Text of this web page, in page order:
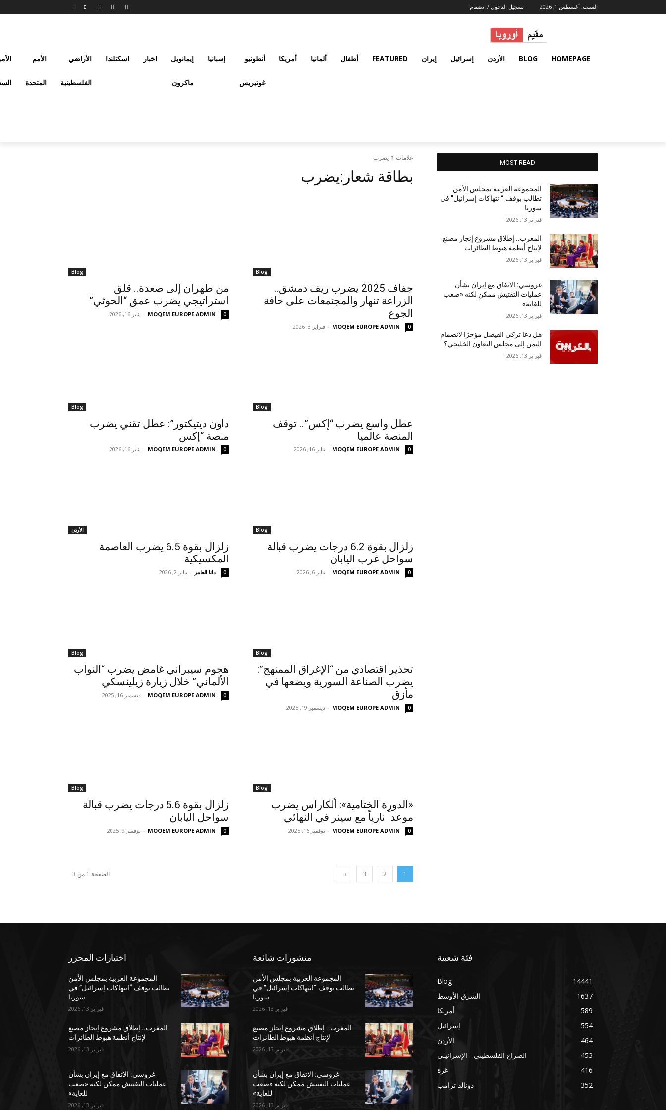
السبت, أغسطس 1, 2026 تسجيل الدخول / انضمام
HOMEPAGE
BLOG الأردن إسرائيل إيران FEATURED أطفال ألمانيا أمريكا أنطونيو
غوتيريس
إسبانيا إيمانويل
ماكرون
اخبار اسكتلندا الأراضي
الفلسطينية
الأمم
المتحدة
علامات يضرب
بطاقة شعار:يضرب
Blog
جفاف 2025 يضرب ريف دمشق..
الزراعة تنهار والمجتمعات على حافة
الجوع
MOQEM EUROPE ADMIN
- فبراير 3, 2026 0
Blog
من طهران إلى صعدة.. قلق
استراتيجي يضرب عمق “الحوثي”
MOQEM EUROPE ADMIN
- يناير 16, 2026 0
Blog
عطل واسع يضرب “إكس”.. توقف
المنصة عالميا
MOQEM EUROPE ADMIN
- يناير 16, 2026 0
Blog
داون ديتيكتور”: عطل تقني يضرب
منصة “إكس
MOQEM EUROPE ADMIN
- يناير 16, 2026 0
Blog
زلزال بقوة 6.2 درجات يضرب قبالة
سواحل غرب اليابان
MOQEM EUROPE ADMIN
- يناير 6, 2026 0
الأردن
زلزال بقوة 6.5 يضرب العاصمة
المكسيكية
دانا العامر - يناير 2, 2026 0
Blog
تحذير اقتصادي من “الإغراق الممنهج”:
يضرب الصناعة السورية ويضعها في
مأزق
MOQEM EUROPE ADMIN
- ديسمبر 19, 2025 0
Blog
هجوم سيبراني غامض يضرب “النواب
الألماني” خلال زيارة زيلينسكي
MOQEM EUROPE ADMIN
- ديسمبر 16, 2025 0
Blog
«الدورة الختامية»: ألكاراس يضرب
موعداً نارياً مع سينر في النهائي
MOQEM EUROPE ADMIN
- نوفمبر 16, 2025 0
Blog
زلزال بقوة 5.6 درجات يضرب قبالة
سواحل اليابان
MOQEM EUROPE ADMIN
- نوفمبر 9, 2025 0
1
2
3 الصفحة 1 من 3
MOST READ
المجموعة العربية بمجلس الأمن
تطالب بوقف “انتهاكات إسرائيل” في
سوريا
فبراير 13, 2026
المغرب.. إطلاق مشروع إنجاز مصنع
لإنتاج أنظمة هبوط الطائرات
فبراير 13, 2026
غروسي: الاتفاق مع إيران بشأن
عمليات التفتيش ممكن لكنه «صعب
للغاية»
فبراير 13, 2026
هل دعا تركي الفيصل مؤخرًا لانضمام
اليمن إلى مجلس التعاون الخليجي؟
فبراير 13, 2026
اختيارات المحرر
المجموعة العربية بمجلس الأمن
تطالب بوقف “انتهاكات إسرائيل” في
سوريا
فبراير 13, 2026
المغرب.. إطلاق مشروع إنجاز مصنع
لإنتاج أنظمة هبوط الطائرات
فبراير 13, 2026
غروسي: الاتفاق مع إيران بشأن
عمليات التفتيش ممكن لكنه «صعب
للغاية»
فبراير 13, 2026
منشورات شائعة
المجموعة العربية بمجلس الأمن
تطالب بوقف “انتهاكات إسرائيل” في
سوريا
فبراير 13, 2026
المغرب.. إطلاق مشروع إنجاز مصنع
لإنتاج أنظمة هبوط الطائرات
فبراير 13, 2026
غروسي: الاتفاق مع إيران بشأن
عمليات التفتيش ممكن لكنه «صعب
للغاية»
فبراير 13, 2026
فئة شعبية
Blog
14441
الشرق الأوسط
1637
أمريكا
589
إسرائيل
554
الأردن
464
الصراع الفلسطيني - الإسرائيلي
453
غزة
416
دونالد ترامب
352